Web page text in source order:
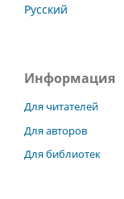
Русский
Информация
Для читателей
Для авторов
Для библиотек